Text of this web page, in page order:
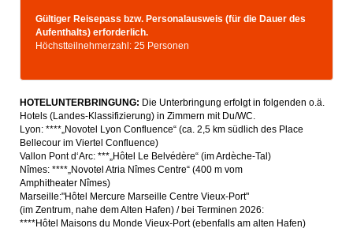
Gültiger Reisepass bzw. Personalausweis (für die Dauer des
Aufenthalts) erforderlich.
Höchstteilnehmerzahl: 25 Personen
HOTELUNTERBRINGUNG: Die Unterbringung erfolgt in folgenden o.ä.
Hotels (Landes-Klassifizierung) in Zimmern mit Du/WC.
Lyon: ****„Novotel Lyon Confluence“ (ca. 2,5 km südlich des Place
Bellecour im Viertel Confluence)
Vallon Pont d‘Arc: ***„Hôtel Le Belvédère“ (im Ardèche-Tal)
Nîmes: ****„Novotel Atria Nîmes Centre“ (400 m vom
Amphitheater Nîmes)
Marseille:"Hôtel Mercure Marseille Centre Vieux-Port"
(im Zentrum, nahe dem Alten Hafen) / bei Terminen 2026:
****Hôtel Maisons du Monde Vieux-Port (ebenfalls am alten Hafen)